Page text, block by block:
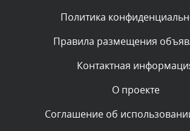
Комментарий проверяется
администратором.
Комментарий проверяется
администратором.
Политика
Правила размещения
Контактная
О проекте
Соглашение об